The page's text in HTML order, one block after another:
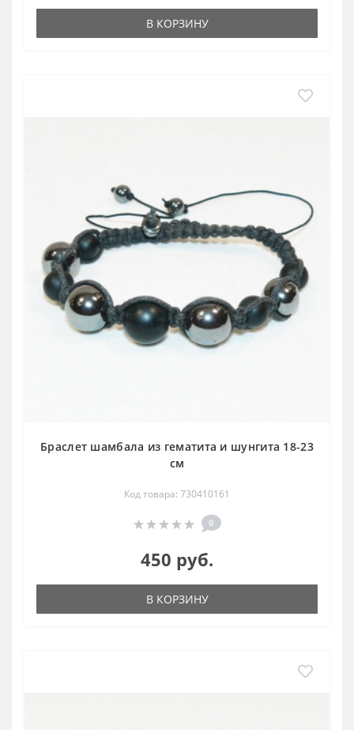
В КОРЗИНУ
Браслет шамбала из гематита и шунгита 18-23
см
Код товара: 730410161
0
450 руб.
В КОРЗИНУ